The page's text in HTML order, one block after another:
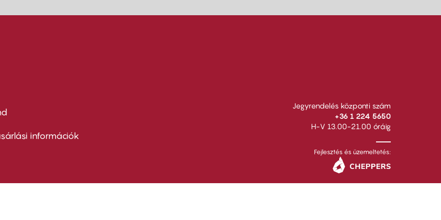
információk
Jegyrendelés központi szám
+36 1 224 5650
H-V 13.00-21.00 óráig
Fejlesztés és üzemeltetés: